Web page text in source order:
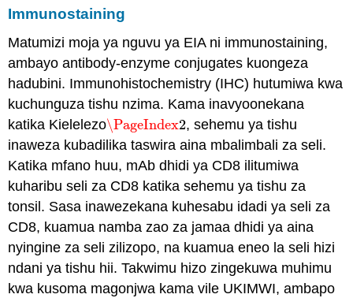
Immunostaining
Matumizi moja ya nguvu ya EIA ni immunostaining,
ambayo antibody-enzyme conjugates kuongeza
hadubini. Immunohistochemistry (IHC) hutumiwa kwa
kuchunguza tishu nzima. Kama inavyoonekana
katika Kielelezo\PageIndex2
\PageIndex2, sehemu ya tishu
inaweza kubadilika taswira aina mbalimbali za seli.
Katika mfano huu, mAb dhidi ya CD8 ilitumiwa
kuharibu seli za CD8 katika sehemu ya tishu za
tonsil. Sasa inawezekana kuhesabu idadi ya seli za
CD8, kuamua namba zao za jamaa dhidi ya aina
nyingine za seli zilizopo, na kuamua eneo la seli hizi
ndani ya tishu hii. Takwimu hizo zingekuwa muhimu
kwa kusoma magonjwa kama vile UKIMWI, ambapo